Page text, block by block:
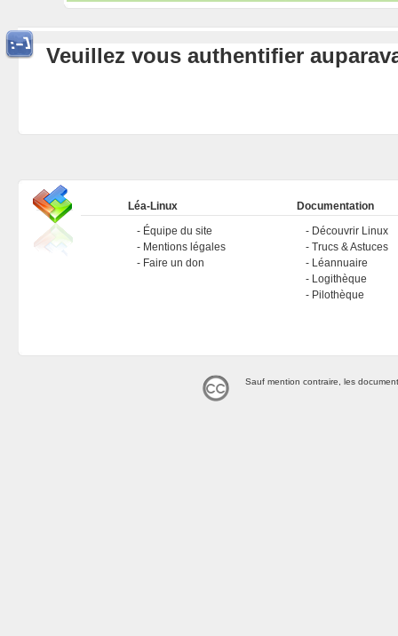
Veuillez vous authentifier
Léa-Linux
Équipe du site
Mentions légales
Faire un don
Documentation
Découvrir Linux
Trucs & Astuces
Léannuaire
Logithèque
Pilothèque
Sauf mention contraire, les